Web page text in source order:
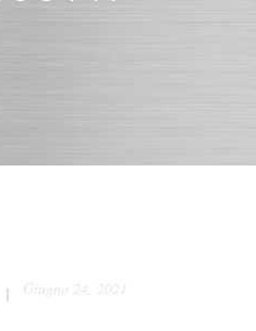
Giugno 24, 2021